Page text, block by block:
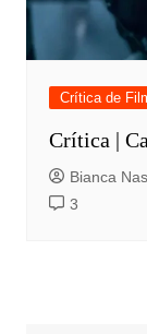
Crítica de
Crítica |
Bianca
3